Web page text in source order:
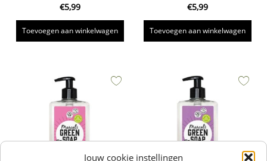
Jouw cookie instellingen
€5,99
Toevoegen aan winkelwagen
€5,99
Toevoegen aan winkelwagen